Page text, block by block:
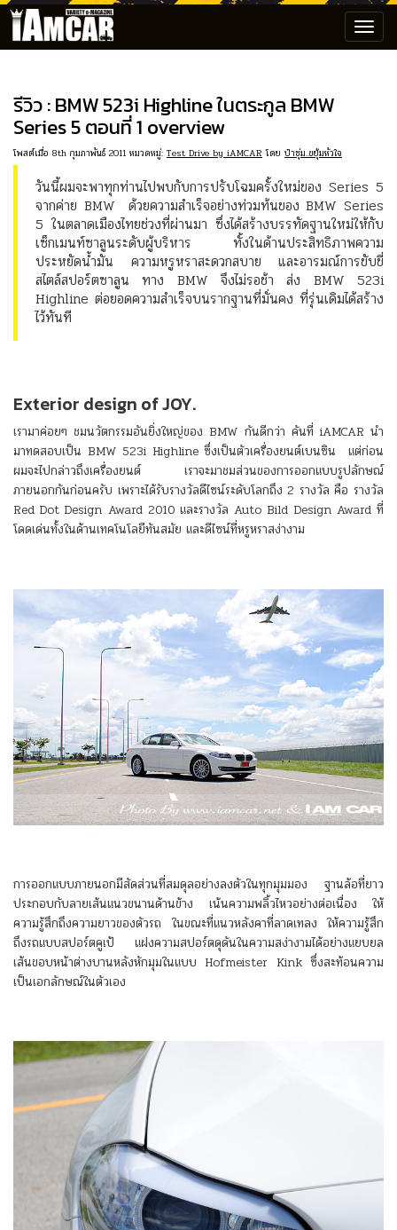
รีวิว : BMW 523i Highline ในตระกูล BMW
Series 5 ตอนที่ 1 overview
โพสต์เมื่อ 8th กุมภาพันธ์ 2011 หมวดหมู่: Test Drive by iAMCAR โดย ป๋าซุ่ม..ขยุ้มหัวใจ
วันนี้ผมจะพาทุกท่านไปพบกับการปรับโฉมครั้งใหม่ของ Series 5
จากค่าย BMW ด้วยความสำเร็จอย่างท่วมท้นของ BMW Series
5 ในตลาดเมืองไทยช่วงที่ผ่านมา ซึ่งได้สร้างบรรทัดฐานใหม่ให้กับ
เซ็กเมนท์ซาลูนระดับผู้บริหาร ทั้งในด้านประสิทธิภาพความ
ประหยัดน้ำมัน ความหรูหราสะดวกสบาย และอารมณ์การขับขี่
สไตล์สปอร์ตซาลูน ทาง BMW จึงไม่รอช้า ส่ง BMW 523i
Highline ต่อยอดความสำเร็จบนรากฐานที่มั่นคง ที่รุ่นเดิมได้สร้าง
ไว้ทันที
Exterior design of JOY.
เรามาค่อยๆ ชมนวัตกรรมอันยิ่งใหญ่ของ BMW กันดีกว่า คันที่ iAMCAR นำ
มาทดสอบเป็น BMW 523i Highline ซึ่งเป็นตัวเครื่องยนต์เบนซิน แต่ก่อน
ผมจะไปกล่าวถึงเครื่องยนต์ เราจะมาชมส่วนของการออกแบบรูปลักษณ์
ภายนอกกันก่อนครับ เพราะได้รับรางวัลดีไซน์ระดับโลกถึง 2 รางวัล คือ รางวัล
Red Dot Design Award 2010 และรางวัล Auto Bild Design Award ที่
โดดเด่นทั้งในด้านเทคโนโลยีทันสมัย และดีไซน์ที่หรูหราสง่างาม
การออกแบบภายนอกมีสัดส่วนที่สมดุลอย่างลงตัวในทุกมุมมอง ฐานล้อที่ยาว
ประกอบกับลายเส้นแนวขนานด้านข้าง เน้นความพลิ้วไหวอย่างต่อเนื่อง ให้
ความรู้สึกถึงความยาวของตัวรถ ในขณะที่แนวหลังคาที่ลาดเทลง ให้ความรู้สึก
ถึงรถแบบสปอร์ตคูเป้ แฝงความสปอร์ตดุดันในความสง่างามได้อย่างแยบยล
เส้นขอบหน้าต่างบานหลังหักมุมในแบบ Hofmeister Kink ซึ่งสะท้อนความ
เป็นเอกลักษณ์ในตัวเอง